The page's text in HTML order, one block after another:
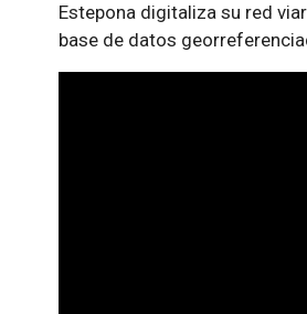
Estepona digitaliza su red
base de datos